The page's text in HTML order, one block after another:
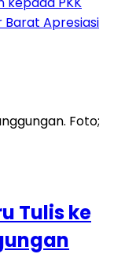
Barat Apresiasi
Tulis ke